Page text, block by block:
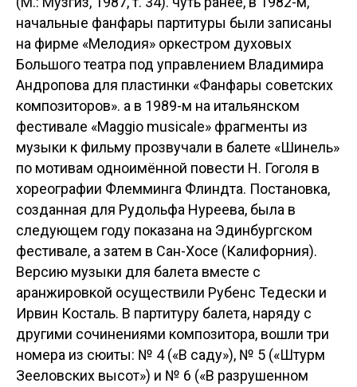
начальные фанфары партитуры были записаны
на фирме «Мелодия» оркестром духовых
Большого театра под управлением Владимира
Андропова для пластинки «Фанфары советских
композиторов». а в 1989-м на итальянском
фестивале «Maggio musicale» фрагменты из
музыки к фильму прозвучали в балете «Шинель»
по мотивам одноимённой повести Н. Гоголя в
хореографии Флемминга Флиндта. Постановка,
созданная для Рудольфа Нуреева, была в
следующем году показана на Эдинбургском
фестивале, а затем в Сан-Хосе (Калифорния).
Версию музыки для балета вместе с
аранжировкой осуществили Рубенс Тедески и
Ирвин Косталь. В партитуру балета, наряду с
другими сочинениями композитора, вошли три
номера из сюиты: № 4 («В саду»), № 5 («Штурм
Зееловских высот») и № 6 («В разрушенном